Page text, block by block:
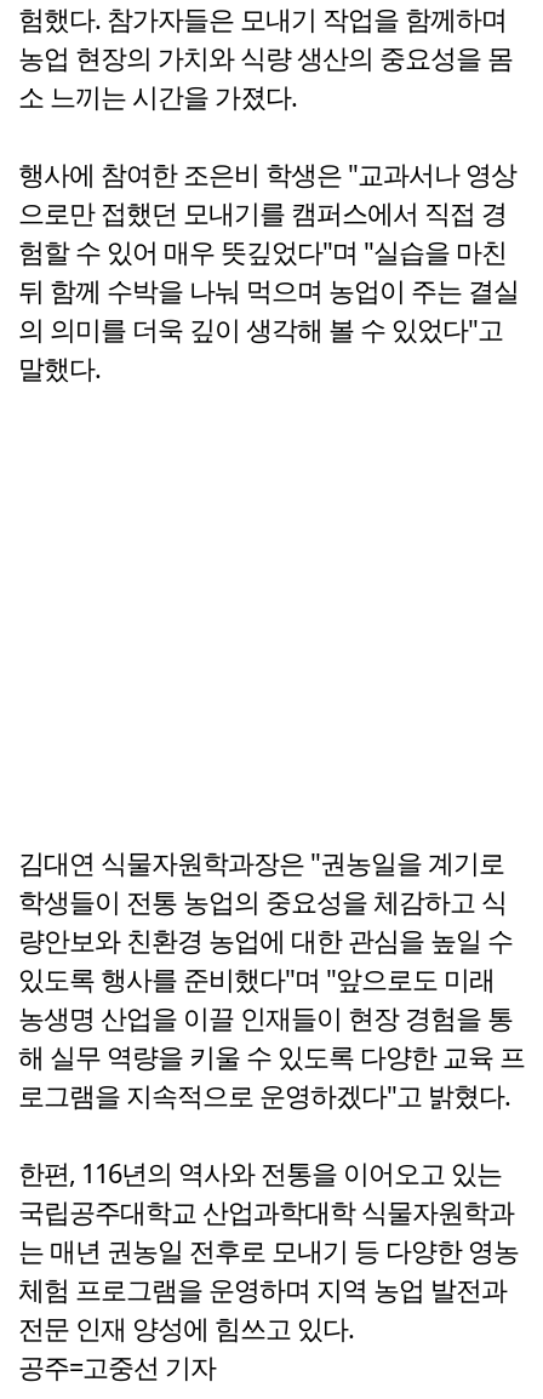
험했다. 참가자들은 모내기 작업을 함께하며
농업 현장의 가치와 식량 생산의 중요성을 몸
소 느끼는 시간을 가졌다.
행사에 참여한 조은비 학생은 "교과서나 영상
으로만 접했던 모내기를 캠퍼스에서 직접 경
험할 수 있어 매우 뜻깊었다"며 "실습을 마친
뒤 함께 수박을 나눠 먹으며 농업이 주는 결실
의 의미를 더욱 깊이 생각해 볼 수 있었다"고
말했다.
김대연 식물자원학과장은 "권농일을 계기로
학생들이 전통 농업의 중요성을 체감하고 식
량안보와 친환경 농업에 대한 관심을 높일 수
있도록 행사를 준비했다"며 "앞으로도 미래
농생명 산업을 이끌 인재들이 현장 경험을 통
해 실무 역량을 키울 수 있도록 다양한 교육 프
로그램을 지속적으로 운영하겠다"고 밝혔다.
한편, 116년의 역사와 전통을 이어오고 있는
국립공주대학교 산업과학대학 식물자원학과
는 매년 권농일 전후로 모내기 등 다양한 영농
체험 프로그램을 운영하며 지역 농업 발전과
전문 인재 양성에 힘쓰고 있다.
공주=고중선 기자